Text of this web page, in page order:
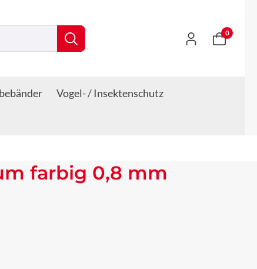
0
Vogel- / Insektenschutz
farbig 0,8 mm